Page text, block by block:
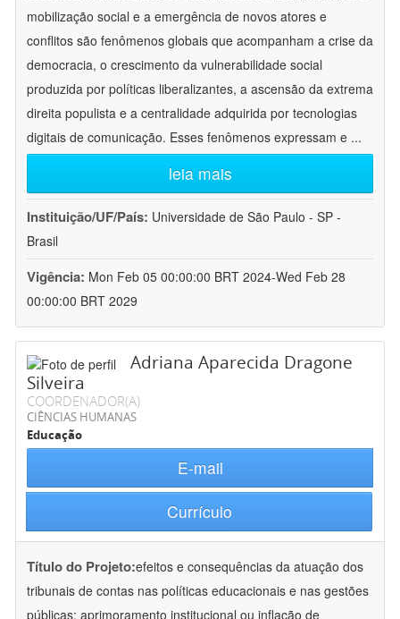
mobilização social e a emergência de novos atores e
conflitos são fenômenos globais que acompanham a crise da
democracia, o crescimento da vulnerabilidade social
produzida por políticas liberalizantes, a ascensão da extrema
direita populista e a centralidade adquirida por tecnologias
digitais de comunicação. Esses fenômenos expressam e ...
leia mais
Instituição/UF/País: Universidade de São Paulo - SP -
Brasil
Vigência: Mon Feb 05 00:00:00 BRT 2024-Wed Feb 28
00:00:00 BRT 2029
Adriana Aparecida Dragone
Silveira
COORDENADOR(A)
CIÊNCIAS HUMANAS
Educação
E-mail
Currículo
Título do Projeto:efeitos e consequências da atuação dos
tribunais de contas nas políticas educacionais e nas gestões
públicas: aprimoramento institucional ou inflação de